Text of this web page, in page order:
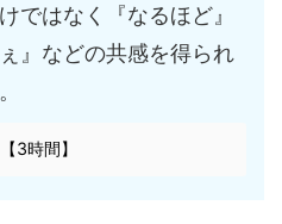
ではなく『なるほど』
』などの共感を得られ
3時間】